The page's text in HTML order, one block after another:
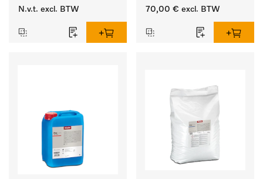
legen van de wasmachine
N.v.t. excl. BTW
reinigen van wit wasgoed
70,00 € excl. BTW